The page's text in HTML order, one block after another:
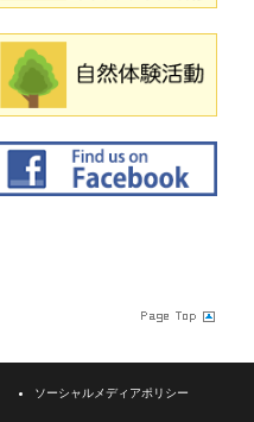
ソーシャルメディアポリシー